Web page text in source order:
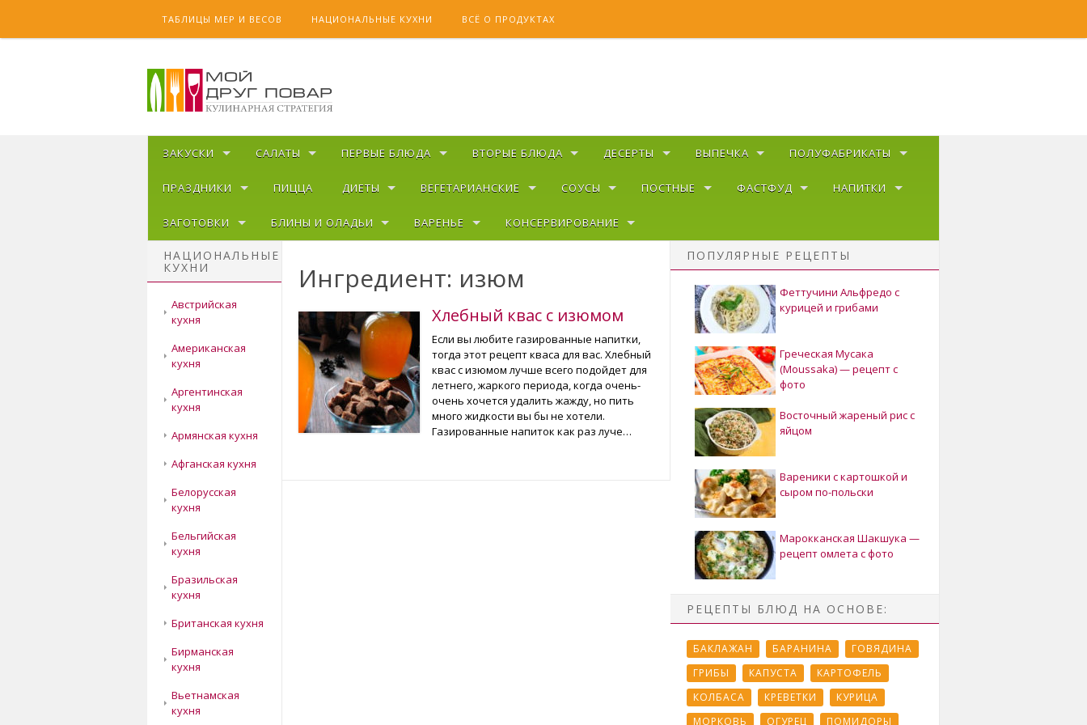
ТАБЛИЦЫ МЕР И ВЕСОВ НАЦИОНАЛЬНЫЕ КУХНИ ВСЁ О ПРОДУКТАХ
ЗАКУСКИ САЛАТЫ ПЕРВЫЕ БЛЮДА ВТОРЫЕ БЛЮДА ДЕСЕРТЫ ВЫПЕЧКА ПОЛУФАБРИКАТЫ
ПРАЗДНИКИ ПИЦЦА ДИЕТЫ ВЕГЕТАРИАНСКИЕ СОУСЫ ПОСТНЫЕ ФАСТФУД НАПИТКИ
ЗАГОТОВКИ БЛИНЫ И ОЛАДЬИ ВАРЕНЬЕ КОНСЕРВИРОВАНИЕ
НАЦИОНАЛЬНЫЕ
КУХНИ
Австрийская
кухня
Американская
кухня
Аргентинская
кухня
Армянская кухня
Афганская кухня
Белорусская
кухня
Бельгийская
кухня
Бразильская
кухня
Британская кухня
Бирманская
кухня
Вьетнамская
кухня
Ингредиент: изюм
Хлебный квас с изюмом
Если вы любите газированные напитки,
тогда этот рецепт кваса для вас. Хлебный
квас с изюмом лучше всего подойдет для
летнего, жаркого периода, когда очень-
очень хочется удалить жажду, но пить
много жидкости вы бы не хотели.
Газированные напиток как раз луче…
ПОПУЛЯРНЫЕ РЕЦЕПТЫ
Феттучини Альфредо с
курицей и грибами
Греческая Мусака
(Moussaka) — рецепт с
фото
Восточный жареный рис с
яйцом
Вареники с картошкой и
сыром по-польски
Марокканская Шакшука —
рецепт омлета с фото
РЕЦЕПТЫ БЛЮД НА ОСНОВЕ:
БАКЛАЖАН БАРАНИНА
ГОВЯДИНА
ГРИБЫ
КАПУСТА
КАРТОФЕЛЬ
КОЛБАСА
КРЕВЕТКИ
КУРИЦА
МОРКОВЬ
ОГУРЕЦ
ПОМИДОРЫ